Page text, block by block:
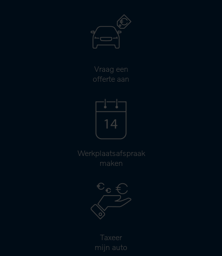
Vraag een
offerte aan
Werkplaatsafspraak
maken
Taxeer
mijn auto